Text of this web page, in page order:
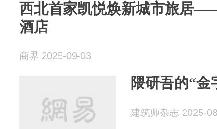
西北首家凯悦焕新城市旅居
酒店
商界 2025-09-03
隈研吾的“金
建筑师杂志 2025-